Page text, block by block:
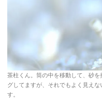
茶柱くん。筒の中を移動して、砂
グしてますが、それでもよく見え
す。